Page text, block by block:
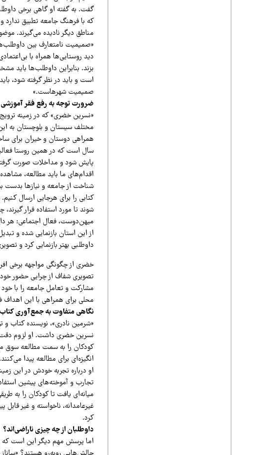
گفت. به گفته او گاهی برخی
که با فرهنگ جامعه تطبیق ندارد
مناطق دیگر نادیده می‌گیرند.
«صمیمیت نامتعارف بین
دید روستایی‌ها همراه با
بزند. بنابراین داوطلب‌ها
است و باید در نظر گرفته شود،
صمیمیت شهرهاست.»
ضرورت توجه به رفع فقر آموزشی
مختلف سیستان و بلوچستان به
همراهی دوستان و خیران برای
سال است که در همین روستا
پایش شود و مداخلات صورت
اقدام‌های ما باید مطالعه،
شناخت از جامعه و نیازها بدست
کتابی را برای هرجایی ارسال
شوند تا مورد استفاده قرار
میهن‌دوست، فعال اجتماعی: هر
از این استان بازنمایی شده و
داوطلبی بهتر بازنمایی کرد و
خضری از چگونگی مواجهه برخی
تصویری شفاف از چرایی حضور
مشارکت و تعامل جامعه را با خود
محلی برای همراهی با این اهداف
نگاهی متفاوت به جمع‌آوری کتاب
«شرمین نادری»، نویسنده کتاب و
نسرین خضری داشت. او لزوم دقت
کودکان را به سمت مطالعه سوق
انگیزه‌ای برای مطالعه پیدا
او درباره تجربه خودش در این
تجارب و آموخته‌های پیشین
میانه‌ای یافت تا کودکان را به
غیرعامدانه، ناخواسته و غیر
کرد.
داوطلبان از چه چیزی ناراضی‌اند؟
اما پرسش مهم دیگر این است که